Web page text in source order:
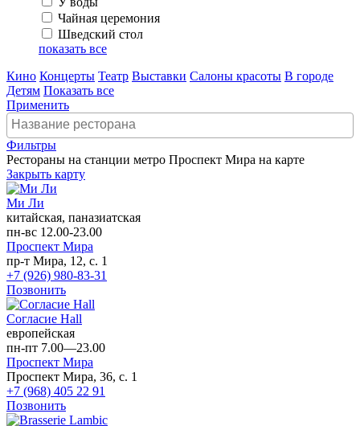
Чайная церемония
Шведский стол
показать все
Кино Концерты Театр Выставки Салоны красоты В городе
Детям Показать все
Применить
Фильтры
Рестораны на станции метро Проспект Мира на карте
Закрыть карту
Ми Ли
китайская, паназиатская
пн-вс 12.00-23.00
Проспект Мира
пр-т Мира, 12, с. 1
+7 (926) 980-83-31
Позвонить
Согласие Hall
европейская
пн-пт 7.00—23.00
Проспект Мира
Проспект Мира, 36, с. 1
+7 (968) 405 22 91
Позвонить